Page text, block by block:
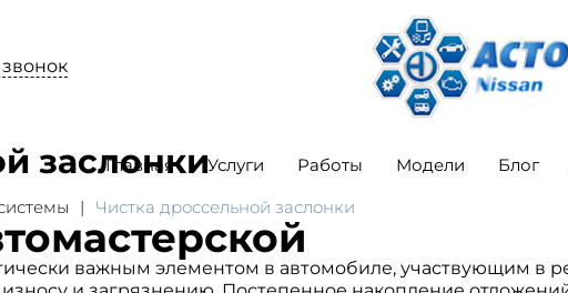
звонок
Главная Услуги Работы Модели Блог
заслонки
Чистка дроссельной заслонки
важным элементом в автомобиле, участвующим в